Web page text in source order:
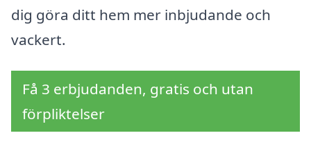
dig göra ditt hem mer inbjudande och
vackert.
Få 3 erbjudanden, gratis och utan
förpliktelser